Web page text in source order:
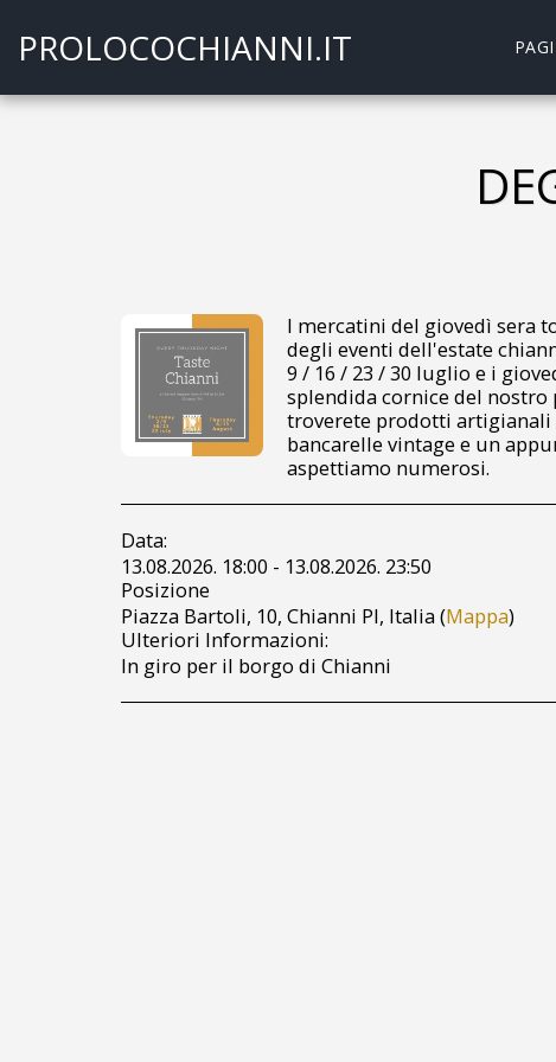
PROLOCOCHIANNI.IT
I mercatini del giovedì sera
degli eventi dell'estate
9 / 16 / 23 / 30 luglio e i
splendida cornice del
troverete prodotti artigianali
bancarelle vintage e un
aspettiamo numerosi.
Data:
13.08.2026. 18:00 - 13.08.2026. 23:50
Posizione
Piazza Bartoli, 10, Chianni PI, Italia (Mappa)
Ulteriori Informazioni:
In giro per il borgo di Chianni